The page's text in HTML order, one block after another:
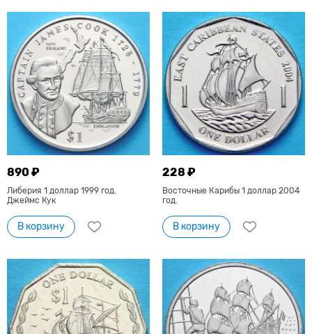
890 ₽
Либерия 1 доллар 1999 год.
Джеймс Кук
В корзину
228 ₽
Восточные Карибы 1 доллар 2004
год.
В корзину